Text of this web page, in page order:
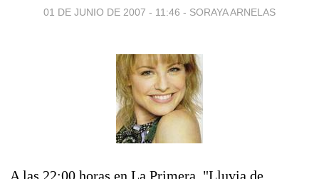
01 DE JUNIO DE 2007 - 11:46 - SORAYA ARNELAS
A las 22:00 horas en La Primera, "Lluvia de